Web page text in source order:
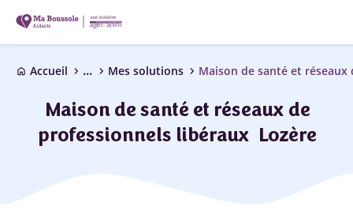
home Accueil chevron_right ... chevron_right Mes solutions chevron_right
Maison de santé et réseaux de
professionnels libéraux Lozère